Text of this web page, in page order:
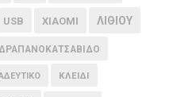
USB XIAOMI ΛΙΘΙΟΥ
ΔΡΑΠΑΝΟΚΑΤΣΑΒΙΔΟ
ΚΛΕΙΔΙ